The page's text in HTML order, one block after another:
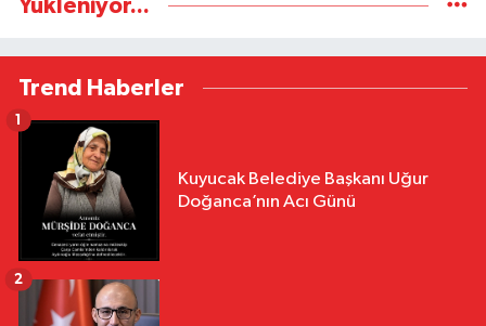
Yükleniyor...
Trend Haberler
Kuyucak Belediye Başkanı Uğur
Doğanca’nın Acı Günü
1
2